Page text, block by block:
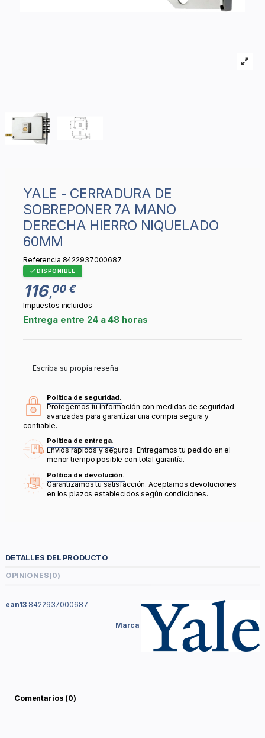
YALE - CERRADURA DE
SOBREPONER 7A MANO
DERECHA HIERRO NIQUELADO
60MM
Referencia 8422937000687
DISPONIBLE
116 ,00 €
Impuestos incluidos
Entrega entre 24 a 48 horas
Escriba su propia reseña
Política de seguridad.
Protegemos tu información con medidas de seguridad
avanzadas para garantizar una compra segura y
confiable.
Política de entrega.
Envíos rápidos y seguros. Entregamos tu pedido en el
menor tiempo posible con total garantía.
Política de devolución.
Garantizamos tu satisfacción. Aceptamos devoluciones
en los plazos establecidos según condiciones.
DETALLES DEL PRODUCTO
OPINIONES(0)
Marca
ean13 8422937000687
Comentarios (0)